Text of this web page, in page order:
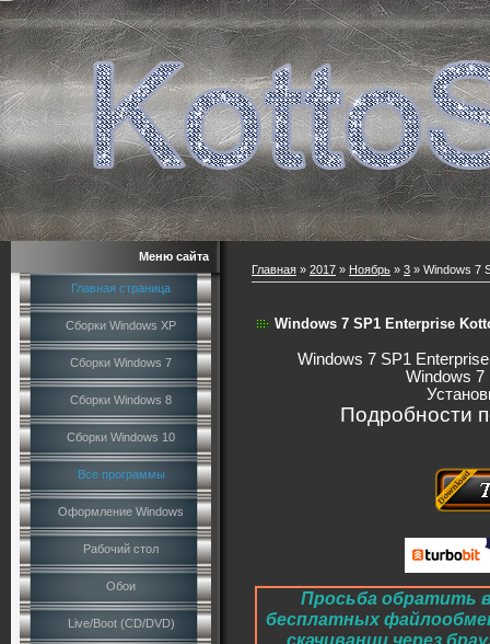
Меню сайта
Главная страница
Сборки Windows XP
Сборки Windows 7
Сборки Windows 8
Сборки Windows 10
Все программы
Оформление Windows
Рабочий стол
Обои
Live/Boot (CD/DVD)
Главная » 2017 » Ноябрь » 3 » Windows 7
Windows 7 SP1 Enterprise
Windows 7 SP1
Windows 7
Подробности
Просьба обратить
бесплатных
скачивании через